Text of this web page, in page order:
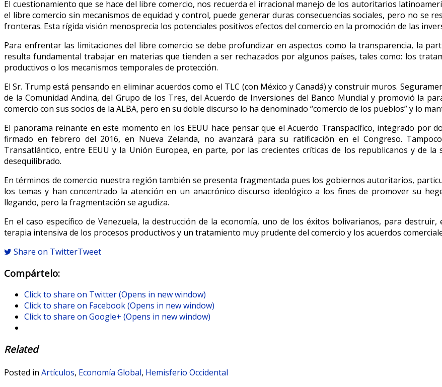
El cuestionamiento que se hace del libre comercio, nos recuerda el irracional manejo de los autoritarios
el libre comercio sin mecanismos de equidad y control, puede generar duras consecuencias sociales, pero no se
fronteras. Esta rígida visión menosprecia los potenciales positivos efectos del comercio en la promoción de las
Para enfrentar las limitaciones del libre comercio se debe profundizar en aspectos como la transparencia, la
resulta fundamental trabajar en materias que tienden a ser rechazados por algunos países, tales como: los
productivos o los mecanismos temporales de protección.
El Sr. Trump está pensando en eliminar acuerdos como el TLC (con México y Canadá) y construir muros.
de la Comunidad Andina, del Grupo de los Tres, del Acuerdo de Inversiones del Banco Mundial y promovió la
comercio con sus socios de la ALBA, pero en su doble discurso lo ha denominado “comercio de los pueblos” y lo
El panorama reinante en este momento en los EEUU hace pensar que el Acuerdo Transpacífico, integrado por
firmado en febrero del 2016, en Nueva Zelanda, no avanzará para su ratificación en el Congreso.
Transatlántico, entre EEUU y la Unión Europea, en parte, por las crecientes críticas de los republicanos y de
desequilibrado.
En términos de comercio nuestra región también se presenta fragmentada pues los gobiernos autoritarios,
los temas y han concentrado la atención en un anacrónico discurso ideológico a los fines de promover su
llegando, pero la fragmentación se agudiza.
En el caso específico de Venezuela, la destrucción de la economía, uno de los éxitos bolivarianos, para
terapia intensiva de los procesos productivos y un tratamiento muy prudente del comercio y los acuerdos
Share on TwitterTweet
Compártelo:
Click to share on Twitter (Opens in new window)
Click to share on Facebook (Opens in new window)
Click to share on Google+ (Opens in new window)
Related
Posted in Artículos, Economía Global, Hemisferio Occidental